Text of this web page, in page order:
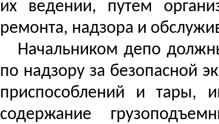
их ведении, путем
ремонта, надзора и
Начальником депо
по надзору за безопасной
приспособлений и тары,
содержание